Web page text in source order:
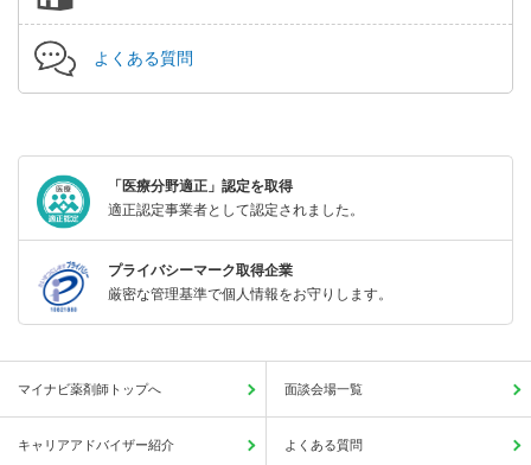
よくある質問
「医療分野適正」認定を取得
適正認定事業者として認定されました。
プライバシーマーク取得企業
厳密な管理基準で個人情報をお守りします。
マイナビ薬剤師トップへ 面談会場一覧
キャリアアドバイザー紹介 よくある質問